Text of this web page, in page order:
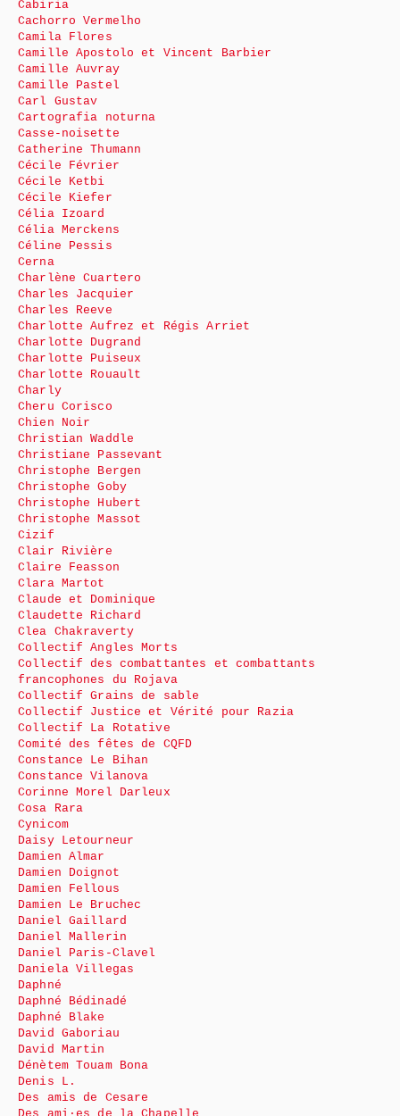
Cabiria
Cachorro Vermelho
Camila Flores
Camille Apostolo et Vincent Barbier
Camille Auvray
Camille Pastel
Carl Gustav
Cartografia noturna
Casse-noisette
Catherine Thumann
Cécile Février
Cécile Ketbi
Cécile Kiefer
Célia Izoard
Célia Merckens
Céline Pessis
Cerna
Charlène Cuartero
Charles Jacquier
Charles Reeve
Charlotte Aufrez et Régis Arriet
Charlotte Dugrand
Charlotte Puiseux
Charlotte Rouault
Charly
Cheru Corisco
Chien Noir
Christian Waddle
Christiane Passevant
Christophe Bergen
Christophe Goby
Christophe Hubert
Christophe Massot
Cizif
Clair Rivière
Claire Feasson
Clara Martot
Claude et Dominique
Claudette Richard
Clea Chakraverty
Collectif Angles Morts
Collectif des combattantes et combattants
francophones du Rojava
Collectif Grains de sable
Collectif Justice et Vérité pour Razia
Collectif La Rotative
Comité des fêtes de CQFD
Constance Le Bihan
Constance Vilanova
Corinne Morel Darleux
Cosa Rara
Cynicom
Daisy Letourneur
Damien Almar
Damien Doignot
Damien Fellous
Damien Le Bruchec
Daniel Gaillard
Daniel Mallerin
Daniel Paris-Clavel
Daniela Villegas
Daphné
Daphné Bédinadé
Daphné Blake
David Gaboriau
David Martin
Dénètem Touam Bona
Denis L.
Des amis de Cesare